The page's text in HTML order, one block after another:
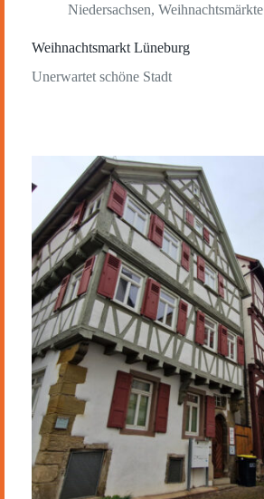
Niedersachsen, Weihnachtsmärkte
Weihnachtsmarkt Lüneburg
Unerwartet schöne Stadt